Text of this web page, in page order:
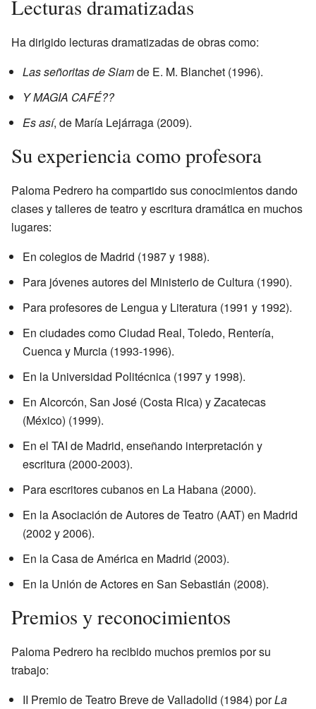
Lecturas dramatizadas
Ha dirigido lecturas dramatizadas de obras como:
Las señoritas de Siamde E. M. Blanchet (1996).
Y MAGIA CAFÉ??
Es así, de María Lejárraga (2009).
Su experiencia como profesora
Paloma Pedrero ha compartido sus conocimientos dando
clases y talleres de teatro y escritura dramática en muchos
lugares:
En colegios de Madrid (1987 y 1988).
Para jóvenes autores del Ministerio de Cultura (1990).
Para profesores de Lengua y Literatura (1991 y 1992).
En ciudades como Ciudad Real, Toledo, Rentería,
Cuenca y Murcia (1993-1996).
En la Universidad Politécnica (1997 y 1998).
En Alcorcón, San José (Costa Rica) y Zacatecas
(México) (1999).
En el TAI de Madrid, enseñando interpretación y
escritura (2000-2003).
Para escritores cubanos en La Habana (2000).
En la Asociación de Autores de Teatro (AAT) en Madrid
(2002 y 2006).
En la Casa de América en Madrid (2003).
En la Unión de Actores en San Sebastián (2008).
Premios y reconocimientos
Paloma Pedrero ha recibido muchos premios por su
trabajo:
II Premio de Teatro Breve de Valladolid (1984) porLa